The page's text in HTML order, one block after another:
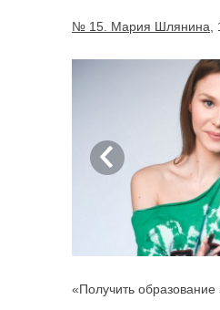
№ 15. Мария Шлянина
«Получить образование